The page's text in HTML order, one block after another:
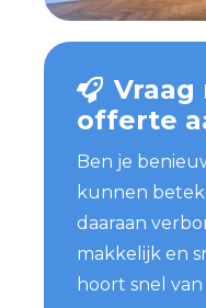
Vraag
offerte
Ben je
kunnen
daaraan
makkelijk en
hoort snel van